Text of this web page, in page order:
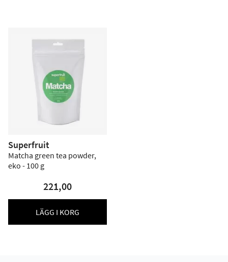
Superfruit
Matcha green tea powder,
eko - 100 g
221,00
LÄGG I KORG